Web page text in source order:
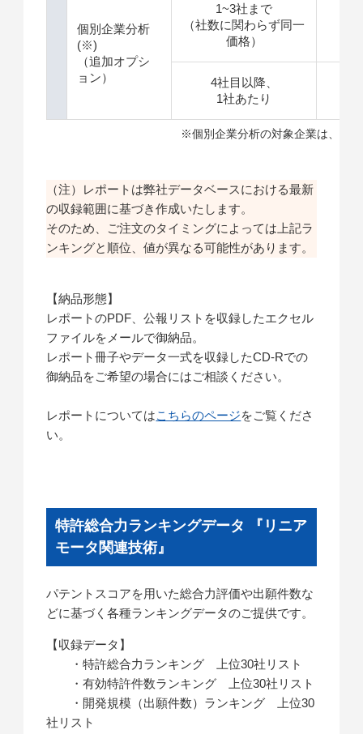
個別企業分析
(※)
（追加オプシ
ョン）
1~3社まで
（社数に関わらず同一
価格）
4社目以降、
1社あたり
※個別企業分析の対象企業は、特
（注）レポートは弊社データベースにおける最新
の収録範囲に基づき作成いたします。
そのため、ご注文のタイミングによっては上記ラ
ンキングと順位、値が異なる可能性があります。
【納品形態】
レポートのPDF、公報リストを収録したエクセル
ファイルをメールで御納品。
レポート冊子やデータ一式を収録したCD-Rでの
御納品をご希望の場合にはご相談ください。
レポートについてはこちらのページをご覧くださ
い。
特許総合力ランキングデータ 『リニア
モータ関連技術』
パテントスコアを用いた総合力評価や出願件数な
どに基づく各種ランキングデータのご提供です。
【収録データ】
・特許総合力ランキング 上位30社リスト
・有効特許件数ランキング 上位30社リスト
・開発規模（出願件数）ランキング 上位30
社リスト